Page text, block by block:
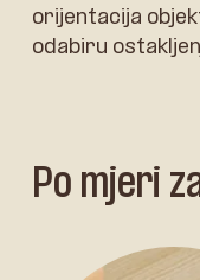
orijentacija
odabiru
Po mjeri